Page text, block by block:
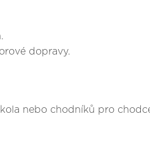
dopravy.
nebo chodníků pro